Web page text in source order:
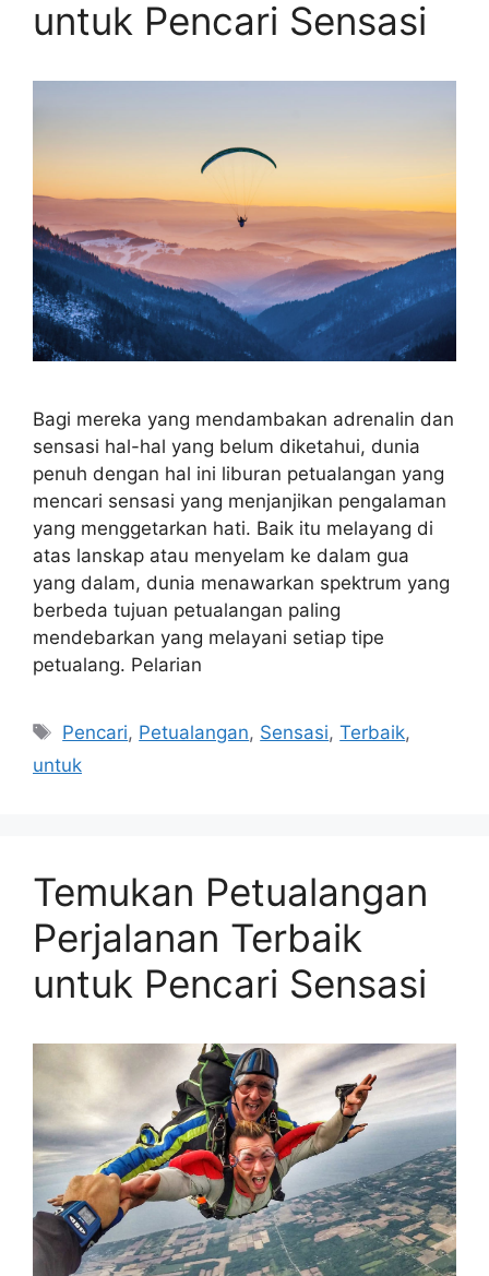
untuk Pencari Sensasi
Bagi mereka yang mendambakan adrenalin dan
sensasi hal-hal yang belum diketahui, dunia
penuh dengan hal ini liburan petualangan yang
mencari sensasi yang menjanjikan pengalaman
yang menggetarkan hati. Baik itu melayang di
atas lanskap atau menyelam ke dalam gua
yang dalam, dunia menawarkan spektrum yang
berbeda tujuan petualangan paling
mendebarkan yang melayani setiap tipe
petualang. Pelarian
Tags
Pencari, Petualangan, Sensasi,Terbaik,
untuk
Temukan Petualangan
Perjalanan Terbaik
untuk Pencari Sensasi